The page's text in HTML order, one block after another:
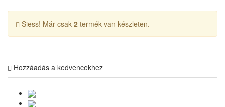
Siess! Már csak 2 termék van készleten.
Hozzáadás a kedvencekhez